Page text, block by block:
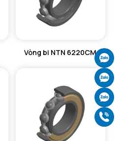
Vòng bi NTN 6220CM